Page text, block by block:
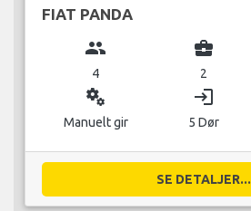
FIAT PANDA
group
4
business_center
2
miscellaneous_services
Manuelt gir
login
5 Dør
SE DETALJER...